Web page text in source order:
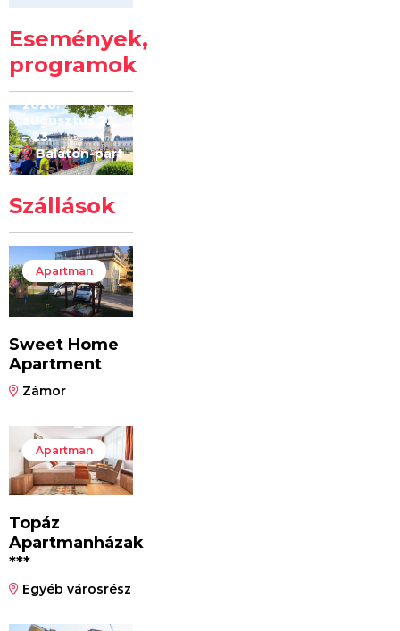
Események,
programok
Kilóméterek
2026
2026.
augusztus 22
– 23.
Balaton-part
Szállások
Apartman
Sweet Home
Apartment
Zámor
Apartman
Topáz
Apartmanházak
***
Egyéb városrész